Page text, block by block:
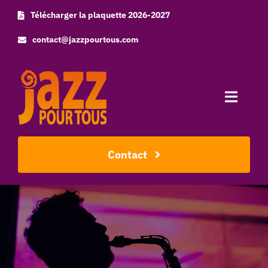
Skip
content
Télécharger la plaquette 2026-2027
contact@jazzpourtous.com
Toggle
Accueil
L’association
Les concerts
Photos
Contact